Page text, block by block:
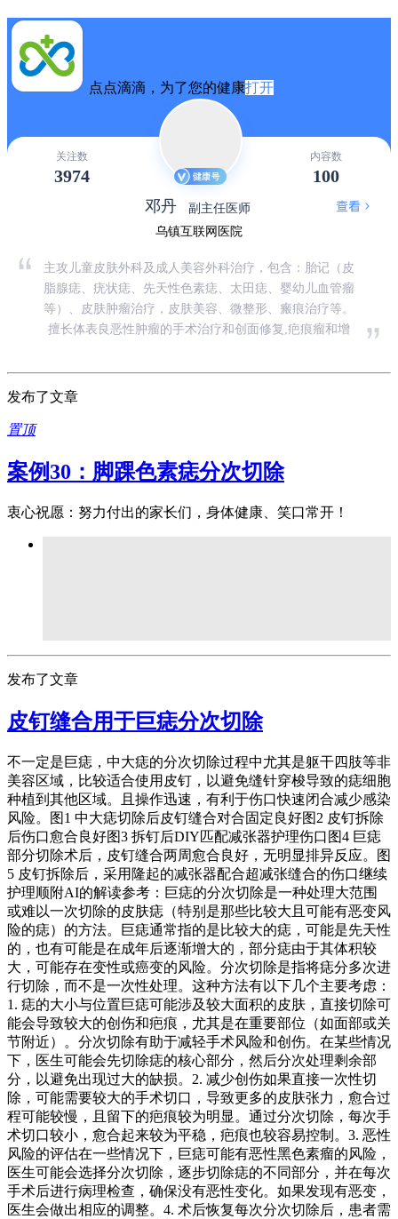
点点滴滴，为了您的健康打开
关注数 内容数
3974 100
邓丹
副主任医师
乌镇互联网医院
主攻儿童皮肤外科及成人美容外科治疗，包含：胎记（皮
脂腺痣、疣状痣、先天性色素痣、太田痣、婴幼儿血管瘤
等）、皮肤肿瘤治疗，皮肤美容、微整形、瘢痕治疗等。
擅长体表良恶性肿瘤的手术治疗和创面修复,疤痕瘤和增
发布了文章
置顶
案例30：脚踝色素痣分次切除
衷心祝愿：努力付出的家长们，身体健康、笑口常开！
发布了文章
皮钉缝合用于巨痣分次切除
不一定是巨痣，中大痣的分次切除过程中尤其是躯干四肢等非
美容区域，比较适合使用皮钉，以避免缝针穿梭导致的痣细胞
种植到其他区域。且操作迅速，有利于伤口快速闭合减少感染
风险。图1 中大痣切除后皮钉缝合对合固定良好图2 皮钉拆除
后伤口愈合良好图3 拆钉后DIY匹配减张器护理伤口图4 巨痣
部分切除术后，皮钉缝合两周愈合良好，无明显排异反应。图
5 皮钉拆除后，采用隆起的减张器配合超减张缝合的伤口继续
护理顺附AI的解读参考：巨痣的分次切除是一种处理大范围
或难以一次切除的皮肤痣（特别是那些比较大且可能有恶变风
险的痣）的方法。巨痣通常指的是比较大的痣，可能是先天性
的，也有可能是在成年后逐渐增大的，部分痣由于其体积较
大，可能存在变性或癌变的风险。分次切除是指将痣分多次进
行切除，而不是一次性处理。这种方法有以下几个主要考虑：
1. 痣的大小与位置巨痣可能涉及较大面积的皮肤，直接切除可
能会导致较大的创伤和疤痕，尤其是在重要部位（如面部或关
节附近）。分次切除有助于减轻手术风险和创伤。在某些情况
下，医生可能会先切除痣的核心部分，然后分次处理剩余部
分，以避免出现过大的缺损。2. 减少创伤如果直接一次性切
除，可能需要较大的手术切口，导致更多的皮肤张力，愈合过
程可能较慢，且留下的疤痕较为明显。通过分次切除，每次手
术切口较小，愈合起来较为平稳，疤痕也较容易控制。3. 恶性
风险的评估在一些情况下，巨痣可能有恶性黑色素瘤的风险，
医生可能会选择分次切除，逐步切除痣的不同部分，并在每次
手术后进行病理检查，确保没有恶性变化。如果发现有恶变，
医生会做出相应的调整。4. 术后恢复每次分次切除后，患者需